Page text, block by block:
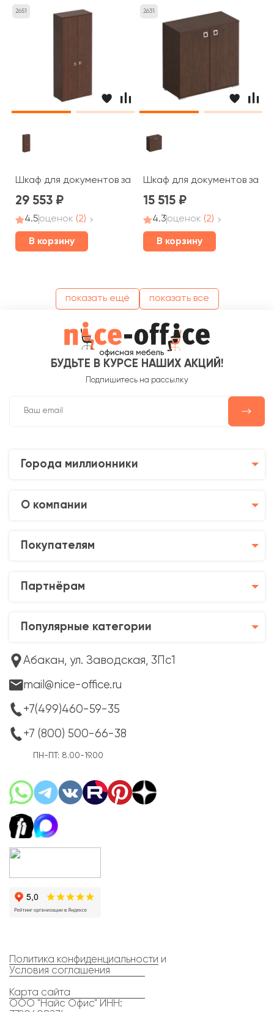
2651
Шкаф для документов закрытый 90,2x44,2x221 Cosmo
29 553
4.5оценок (2)
В корзину
2631
Шкаф для документов
15 515
4.3оценок (2)
В корзину
показать ещё показать все
БУДЬТЕ В КУРСЕ НАШИХ АКЦИЙ!
Подпишитесь на рассылку
Города миллионники
О компании
Покупателям
Партнёрам
Популярные категории
Абакан, ул. Заводская, 3Пс1
mail@nice-office.ru
+7(499)460-59-35
+7 (800) 500-66-38
ПН-ПТ: 8.00-19.00
Политика конфиденциальности и
Условия соглашения
Карта сайта
ООО "Найс Офис" ИНН: